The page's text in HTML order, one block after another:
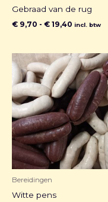
Gebraad van de rug
€ 9,70 - € 19,40 incl. btw
Bereidingen
Witte pens